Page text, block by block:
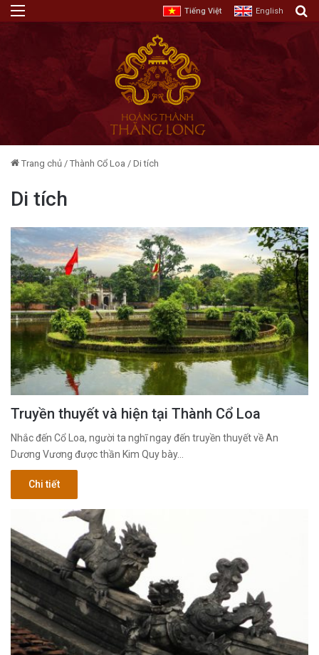
Tiếng Việt English
Trang chủ / Thành Cổ Loa / Di tích
Di tích
Truyền thuyết và hiện tại Thành Cổ Loa
Nhắc đến Cổ Loa, người ta nghĩ ngay đến truyền thuyết về An
Dương Vương được thần Kim Quy bày…
Chi tiết